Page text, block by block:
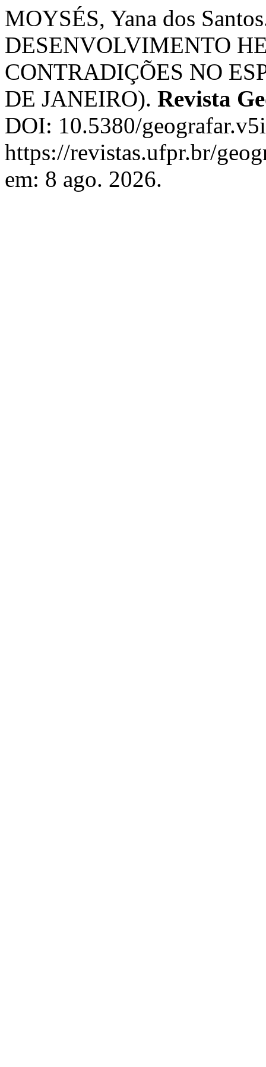
MOYSÉS, Yana dos
DESENVOLVIMENTO
CONTRADIÇÕES NO
DE JANEIRO). Revista
DOI: 10.5380/
https://revistas.ufpr.br/
em: 8 ago. 2026.